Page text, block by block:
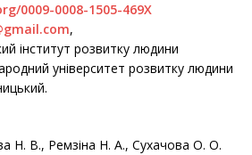
0009-0008-1505-469X
,
інститут розвитку людини
університет розвитку людини
Н. В., Ремзіна Н. А., Сухачова О. О.